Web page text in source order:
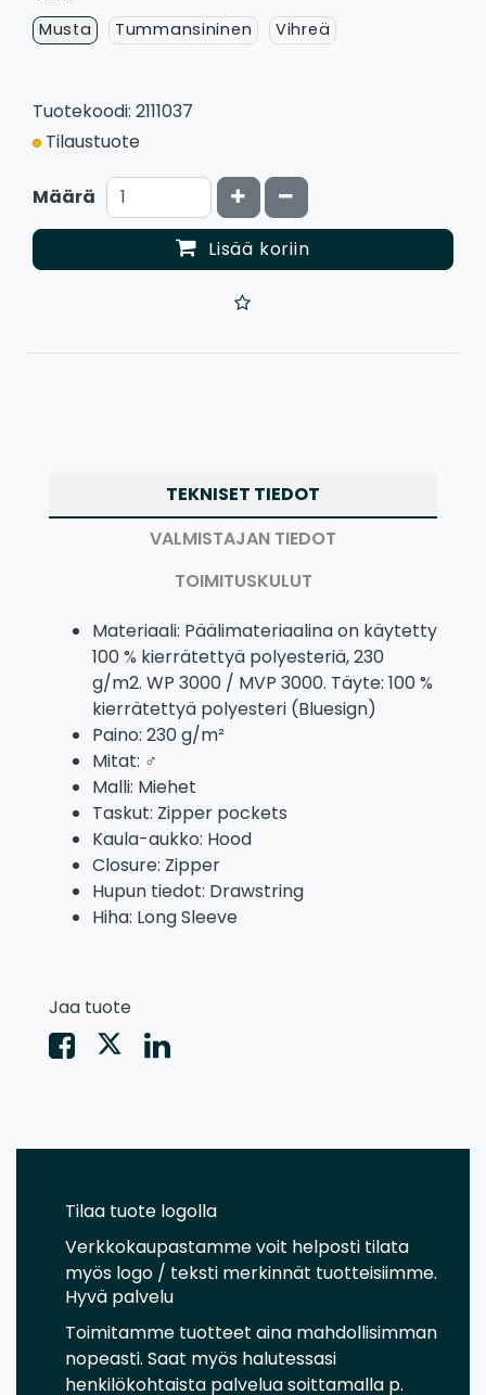
Musta Tummansininen Vihreä
Tuotekoodi: 2111037
Tilaustuote
Määrä Kasvata määrää
Vähennä määrää
Lisää koriin
TEKNISET TIEDOT
VALMISTAJAN TIEDOT
TOIMITUSKULUT
Materiaali: Päälimateriaalina on käytetty
100 % kierrätettyä polyesteriä, 230
g/m2. WP 3000 / MVP 3000. Täyte: 100 %
kierrätettyä polyesteri (Bluesign)
Paino: 230 g/m²
Mitat: ♂
Malli: Miehet
Taskut: Zipper pockets
Kaula-aukko: Hood
Closure: Zipper
Hupun tiedot: Drawstring
Hiha: Long Sleeve
Jaa tuote
Tilaa tuote logolla
Verkkokaupastamme voit helposti tilata
myös logo / teksti merkinnät tuotteisiimme.
Hyvä palvelu
Toimitamme tuotteet aina mahdollisimman
nopeasti. Saat myös halutessasi
henkilökohtaista palvelua soittamalla p.